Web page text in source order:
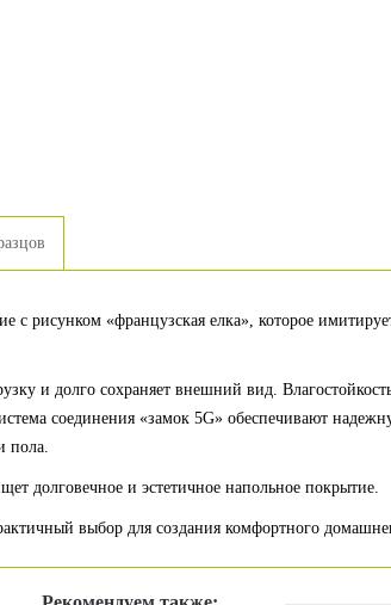
рисунком «французская елка», которое
и долго сохраняет внешний вид.
соединения «замок 5G» обеспечивают
пола.
долговечное и эстетичное напольное покрытие.
выбор для создания комфортного